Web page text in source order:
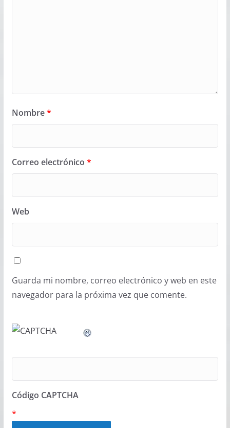
Nombre*
Correo electrónico *
Web
Guarda mi nombre, correo electrónico y web en este
navegador para la próxima vez que comente.
Código CAPTCHA
*